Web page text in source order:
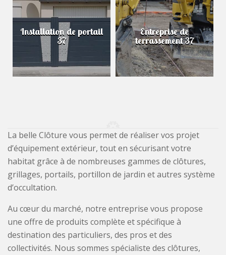
Entreprise de
terrassement 37
Création de murets et
murs 37
La belle Clôture vous permet de réaliser vos projet
d’équipement extérieur, tout en sécurisant votre
habitat grâce à de nombreuses gammes de clôtures,
grillages, portails, portillon de jardin et autres système
d’occultation.
Au cœur du marché, notre entreprise vous propose
une offre de produits complète et spécifique à
destination des particuliers, des pros et des
collectivités. Nous sommes spécialiste des clôtures,